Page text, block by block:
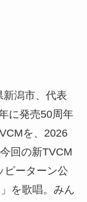
潟市、代表
に発売50周年
を、2026
回の新TVCM
ピーターン公
を歌唱。みん